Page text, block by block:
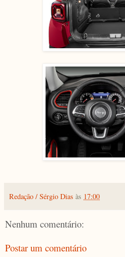
Redação / Sérgio Dias às 17:00
Nenhum comentário:
Postar um comentário